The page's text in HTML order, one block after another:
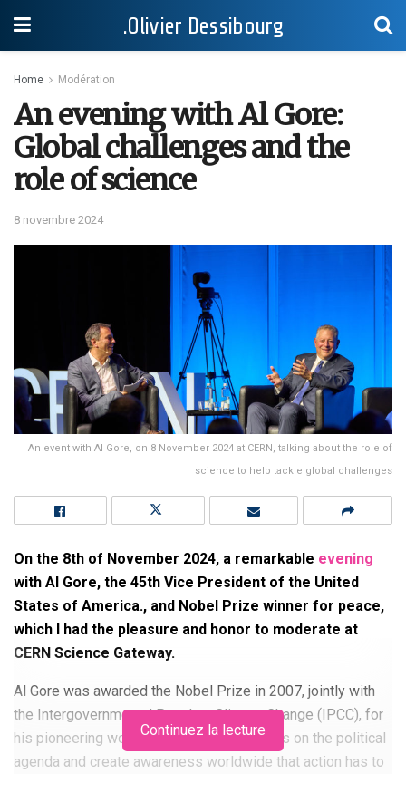
.Olivier Dessibourg
Home Modération
An evening with Al Gore:
Global challenges and the
role of science
8 novembre 2024
An event with Al Gore, on 8 November 2024 at CERN, talking about the role of
science to help tackle global challenges
On the 8th of November 2024, a remarkable evening
with Al Gore, the 45th Vice President of the United
States of America., and Nobel Prize winner for peace,
which I had the pleasure and honor to moderate at
CERN Science Gateway.
Al Gore was awarded the Nobel Prize in 2007, jointly with
the Intergovernmental Panel on Climate Change (IPCC), for
his pioneering work to put the climate crisis on the political
agenda and create awareness worldwide that action has to
Continuez la lecture